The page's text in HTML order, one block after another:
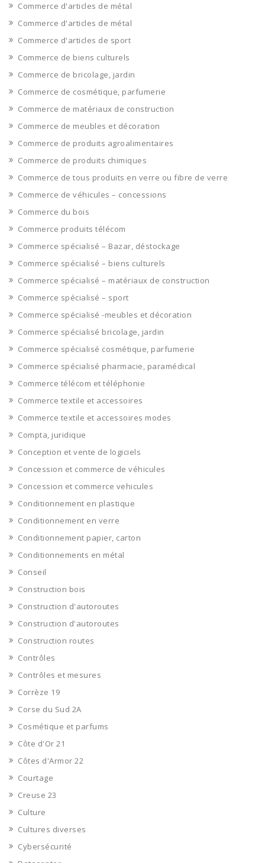
Commerce d'articles de métal
Commerce d'articles de métal
Commerce d'articles de sport
Commerce de biens culturels
Commerce de bricolage, jardin
Commerce de cosmétique, parfumerie
Commerce de matériaux de construction
Commerce de meubles et décoration
Commerce de produits agroalimentaires
Commerce de produits chimiques
Commerce de tous produits en verre ou fibre de verre
Commerce de véhicules – concessions
Commerce du bois
Commerce produits télécom
Commerce spécialisé – Bazar, déstockage
Commerce spécialisé – biens culturels
Commerce spécialisé – matériaux de construction
Commerce spécialisé – sport
Commerce spécialisé -meubles et décoration
Commerce spécialisé bricolage, jardin
Commerce spécialisé cosmétique, parfumerie
Commerce spécialisé pharmacie, paramédical
Commerce télécom et téléphonie
Commerce textile et accessoires
Commerce textile et accessoires modes
Compta, juridique
Conception et vente de logiciels
Concession et commerce de véhicules
Concession et commerce vehicules
Conditionnement en plastique
Conditionnement en verre
Conditionnement papier, carton
Conditionnements en métal
Conseil
Construction bois
Construction d'autoroutes
Construction d'autoroutes
Construction routes
Contrôles
Contrôles et mesures
Corrèze 19
Corse du Sud 2A
Cosmétique et parfums
Côte d'Or 21
Côtes d'Armor 22
Courtage
Creuse 23
Culture
Cultures diverses
Cybersécurité